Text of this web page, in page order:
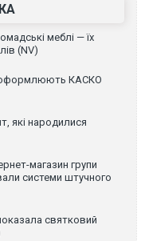
меблі — їх
(NV)
оформлюють КАСКО
які народилися
магазин групи
системи штучного
святковий